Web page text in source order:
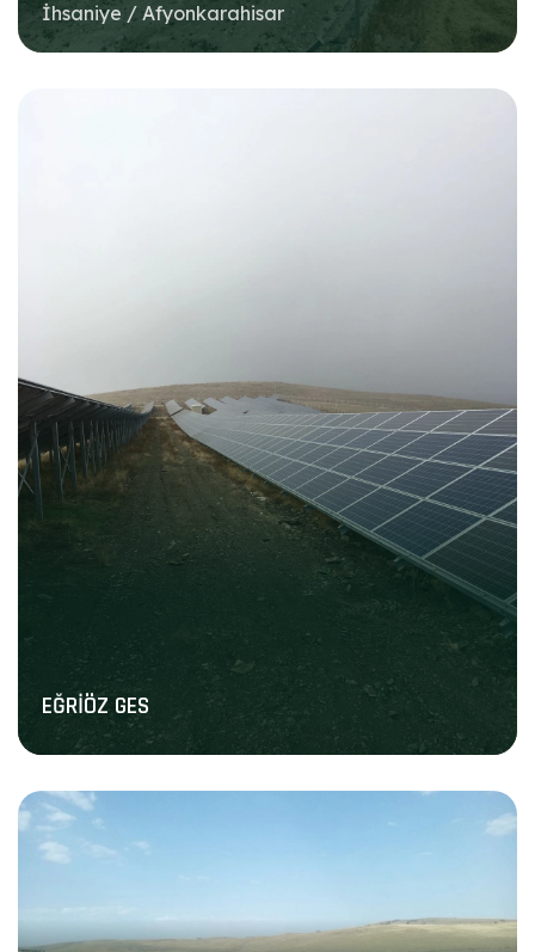
İhsaniye / Afyonkarahisar
EĞRİÖZ GES